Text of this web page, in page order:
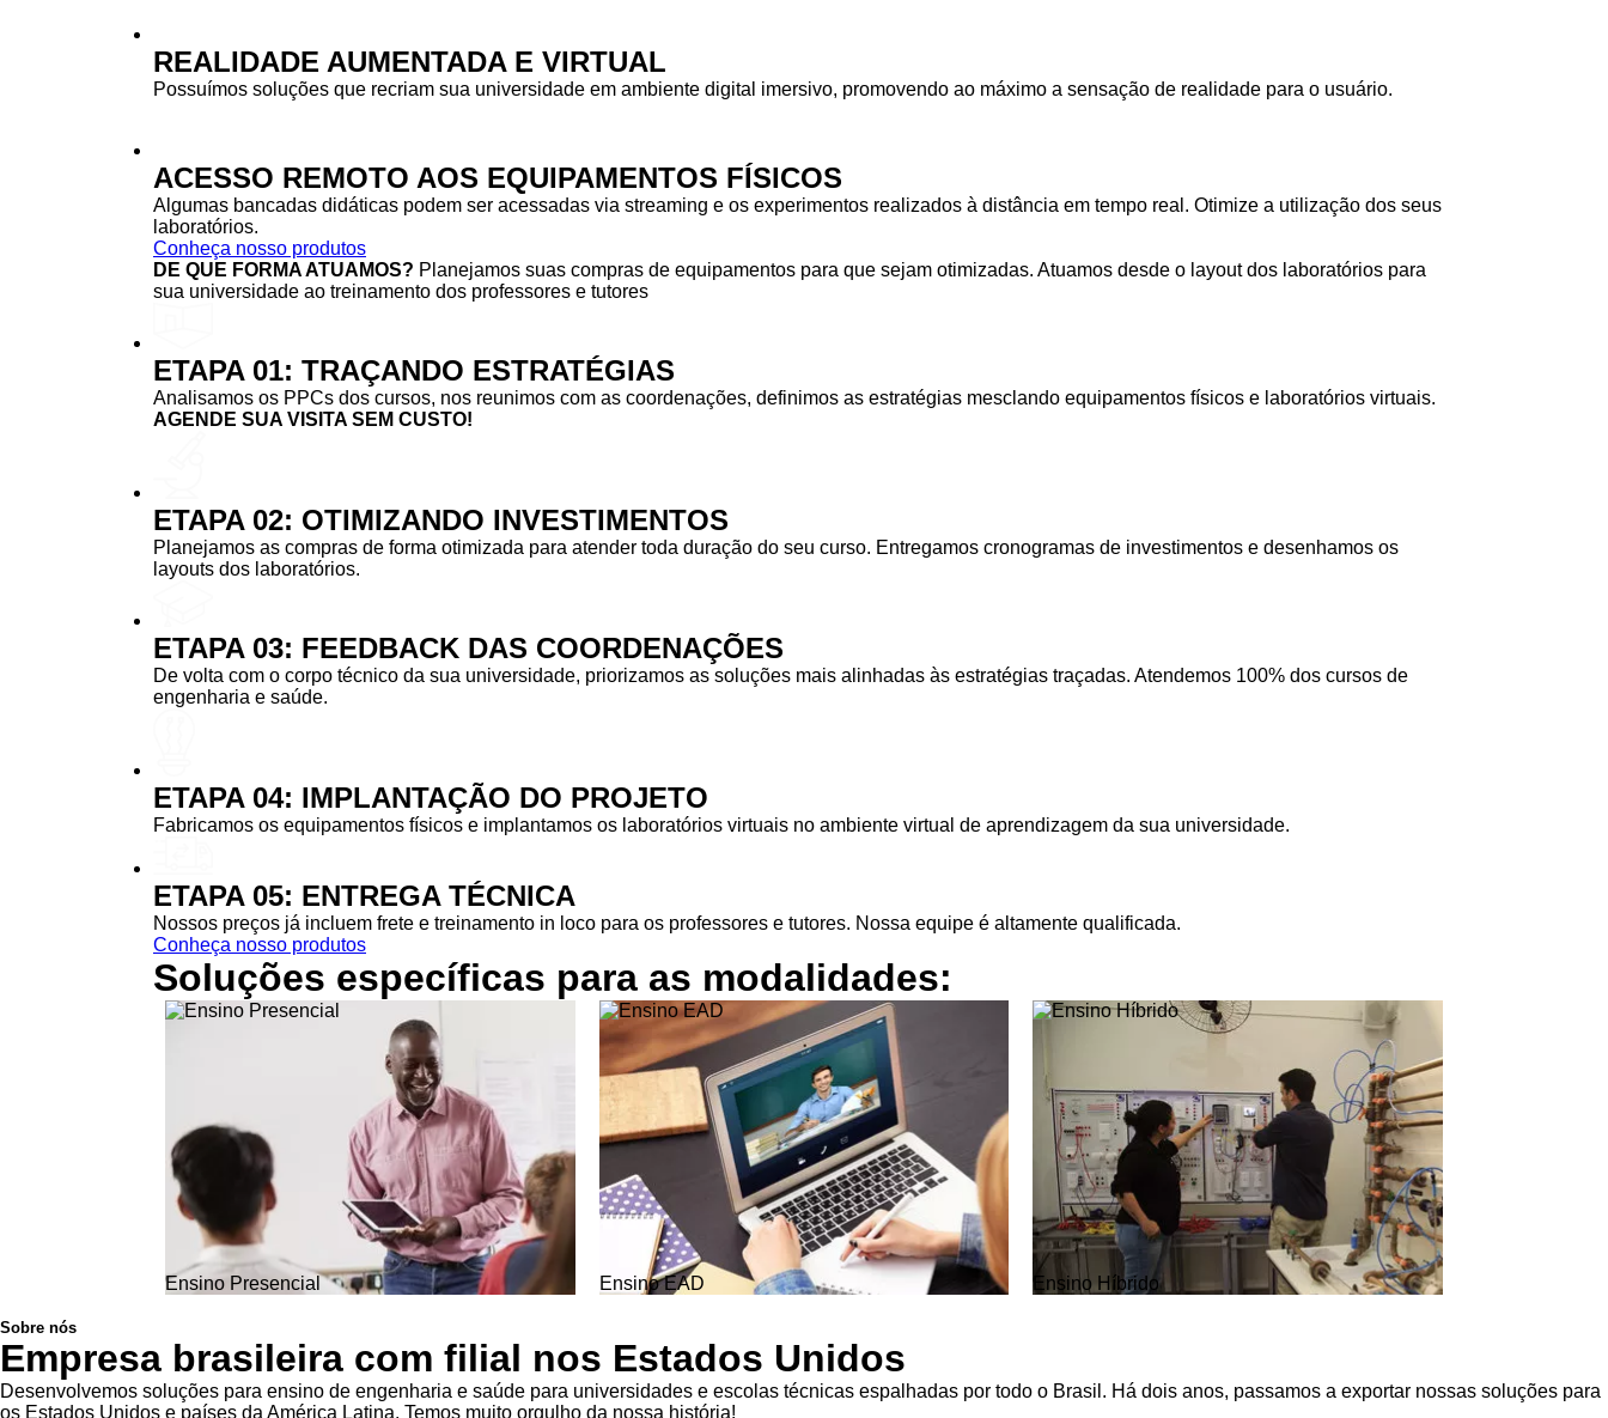
REALIDADE AUMENTADA E VIRTUAL
Possuímos soluções que recriam sua universidade em ambiente digital imersivo, promovendo ao máximo a sensação de realidade para o usuário.
ACESSO REMOTO AOS EQUIPAMENTOS FÍSICOS
Algumas bancadas didáticas podem ser acessadas via streaming e os experimentos realizados à distância em tempo real. Otimize a utilização dos seus
laboratórios.
Conheça nosso produtos
DE QUE FORMA ATUAMOS? Planejamos suas compras de equipamentos para que sejam otimizadas. Atuamos desde o layout dos laboratórios para
sua universidade ao treinamento dos professores e tutores
ETAPA 01: TRAÇANDO ESTRATÉGIAS
Analisamos os PPCs dos cursos, nos reunimos com as coordenações, definimos as estratégias mesclando equipamentos físicos e laboratórios virtuais.
AGENDE SUA VISITA SEM CUSTO!
ETAPA 02: OTIMIZANDO INVESTIMENTOS
Planejamos as compras de forma otimizada para atender toda duração do seu curso. Entregamos cronogramas de investimentos e desenhamos os
layouts dos laboratórios.
ETAPA 03: FEEDBACK DAS COORDENAÇÕES
De volta com o corpo técnico da sua universidade, priorizamos as soluções mais alinhadas às estratégias traçadas. Atendemos 100% dos cursos de
engenharia e saúde.
ETAPA 04: IMPLANTAÇÃO DO PROJETO
Fabricamos os equipamentos físicos e implantamos os laboratórios virtuais no ambiente virtual de aprendizagem da sua universidade.
ETAPA 05: ENTREGA TÉCNICA
Nossos preços já incluem frete e treinamento in loco para os professores e tutores. Nossa equipe é altamente qualificada.
Conheça nosso produtos
Soluções específicas para as modalidades:
Ensino Presencial Ensino EAD Ensino Híbrido
Sobre nós
Empresa brasileira com filial nos Estados Unidos
Desenvolvemos soluções para ensino de engenharia e saúde para universidades e escolas técnicas espalhadas por todo o Brasil. Há dois anos, passamos a exportar nossas soluções para
os Estados Unidos e países da América Latina. Temos muito orgulho da nossa história!